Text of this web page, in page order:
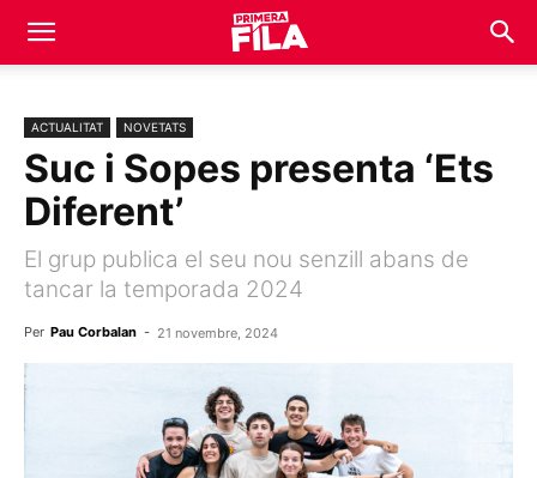
ACTUALITAT NOVETATS
Suc i Sopes presenta ‘Ets
Diferent’
El grup publica el seu nou senzill abans de
tancar la temporada 2024
Per Pau Corbalan - 21 novembre, 2024